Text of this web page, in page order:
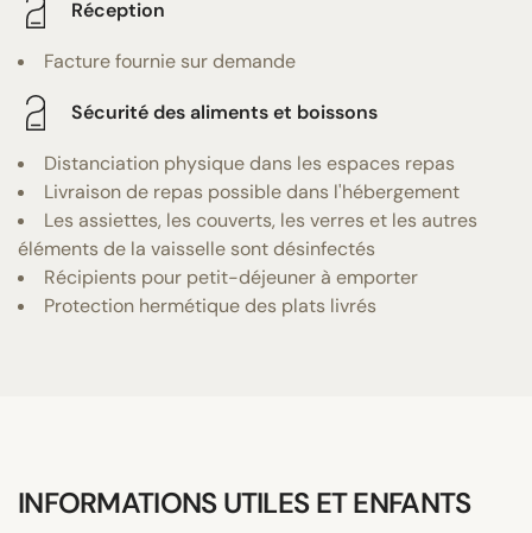
Réception
Facture fournie sur demande
Sécurité des aliments et boissons
Distanciation physique dans les espaces repas
Livraison de repas possible dans l'hébergement
Les assiettes, les couverts, les verres et les autres
éléments de la vaisselle sont désinfectés
Récipients pour petit-déjeuner à emporter
Protection hermétique des plats livrés
INFORMATIONS UTILES ET ENFANTS